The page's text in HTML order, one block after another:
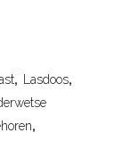
, Lasdoos,
,